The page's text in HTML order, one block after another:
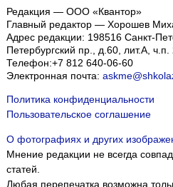
Редакция — ООО «Квантор»
Главный редактор — Хорошев
Адрес редакции: 198516 Санкт-
Петербургский пр., д.60, лит.А,
Телефон:+7 812 640-06-60
Электронная почта:
Политика конфиденциальности
Пользовательское соглашение
О фотографиях и других
Мнение редакции не всегда
статей.
Любая перепечатка возможна